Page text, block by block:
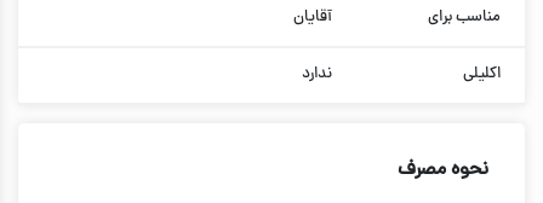
مناسب برای آقایان
اکلیلی ندارد
نحوه مصرف